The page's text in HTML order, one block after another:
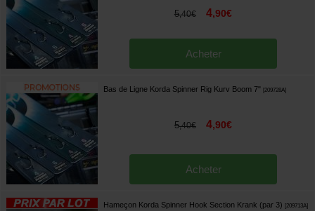
5,40€ 4,90€
Acheter
Bas de Ligne Korda Spinner Rig Kurv Boom 7" 209728A]
5,40€ 4,90€
Acheter
Hameçon Korda Spinner Hook Section Krank (par 3) 209713A]